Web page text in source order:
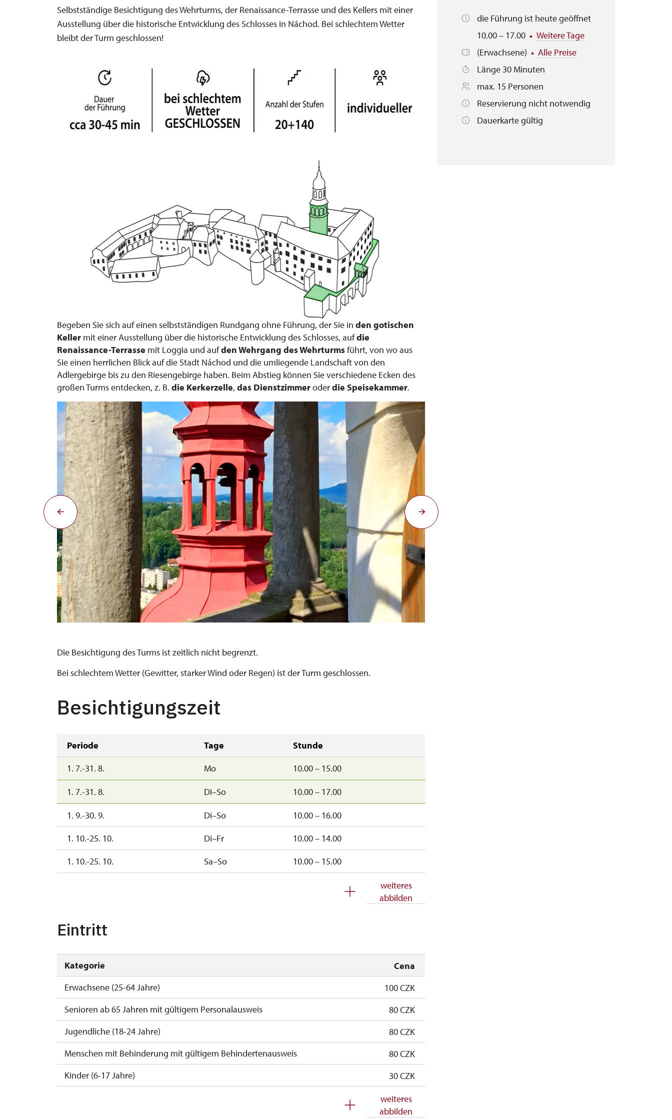
Selbstständige Besichtigung des Wehrturms, der Renaissance-Terrasse und des Kellers mit einer
Ausstellung über die historische Entwicklung des Schlosses in Náchod. Bei schlechtem Wetter
bleibt der Turm geschlossen!
Begeben Sie sich auf einen selbstständigen Rundgang ohne Führung, der Sie in den gotischen
Keller mit einer Ausstellung über die historische Entwicklung des Schlosses, aufdie
Renaissance-Terrasse mit Loggia und aufden Wehrgang des Wehrturmsführt, von wo aus
Sie einen herrlichen Blick auf die Stadt Náchod und die umliegende Landschaft von den
Adlergebirge bis zu den Riesengebirge haben. Beim Abstieg können Sie verschiedene Ecken des
großen Turms entdecken, z. B. die Kerkerzelle, das Dienstzimmeroderdie Speisekammer.
Die Besichtigung des Turms ist zeitlich nicht begrenzt.
Bei schlechtem Wetter (Gewitter, starker Wind oder Regen) ist der Turm geschlossen.
Besichtigungszeit
Periode Tage
Stunde
1. 7.-31. 8.
Mo 10.00 – 15.00
1. 7.-31. 8. Di–So 10.00 – 17.00
1. 9.-30. 9. Di–So
10.00 – 16.00
1. 10.-25. 10.
Di–Fr
10.00 – 14.00
1. 10.-25. 10.
Sa–So
10.00 – 15.00
weiteres
abbilden
Eintritt
Kategorie
Cena
Erwachsene (25-64 Jahre)
100 CZK
Senioren ab 65 Jahren mit gültigem Personalausweis
80 CZK
Jugendliche (18-24 Jahre)
80 CZK
Menschen mit Behinderung mit gültigem Behindertenausweis
80 CZK
Kinder (6-17 Jahre)
30 CZK
kostenlos
weiteres
abbilden
die Führung ist heute geöffnet
10.00 – 17.00
Weitere Tage
(Erwachsene)
Alle Preise
Länge 30 Minuten
max. 15 Personen
Reservierung nicht notwendig
Dauerkarte gültig